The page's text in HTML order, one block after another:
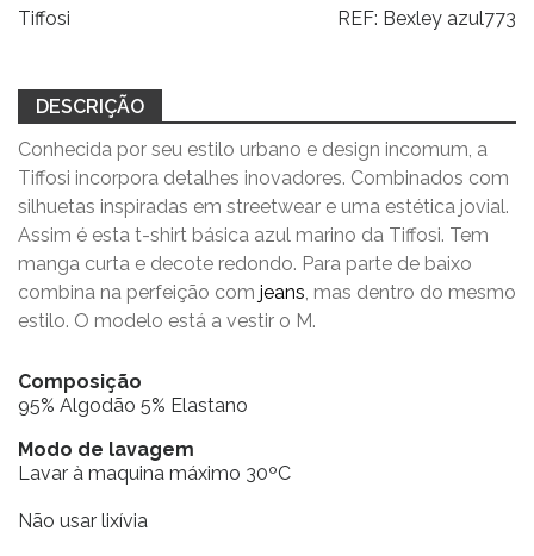
Tiffosi REF: Bexley azul773
DESCRIÇÃO
Conhecida por seu estilo urbano e design incomum, a
Tiffosi incorpora detalhes inovadores. Combinados com
silhuetas inspiradas em streetwear e uma estética jovial.
Assim é esta t-shirt básica azul marino da Tiffosi. Tem
manga curta e decote redondo. Para parte de baixo
combina na perfeição com jeans, mas dentro do mesmo
estilo. O modelo está a vestir o M.
Composição
95% Algodão 5% Elastano
Modo de lavagem
Lavar à maquina máximo 30ºC
Não usar lixívia